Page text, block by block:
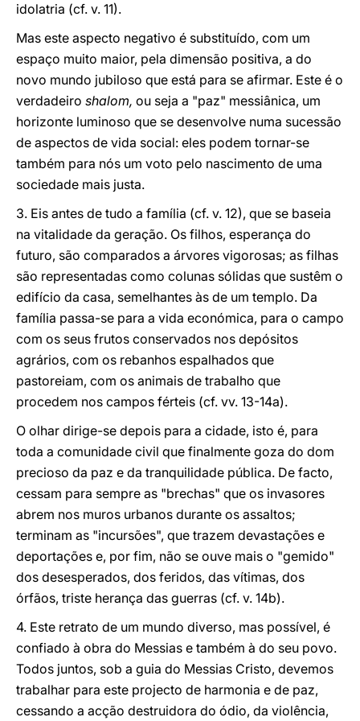
idolatria (cf. v. 11).
Mas este aspecto negativo é substituído, com um
espaço muito maior, pela dimensão positiva, a do
novo mundo jubiloso que está para se afirmar. Este é o
verdadeiro shalom, ou seja a "paz" messiânica, um
horizonte luminoso que se desenvolve numa sucessão
de aspectos de vida social: eles podem tornar-se
também para nós um voto pelo nascimento de uma
sociedade mais justa.
3. Eis antes de tudo a família (cf. v. 12), que se baseia
na vitalidade da geração. Os filhos, esperança do
futuro, são comparados a árvores vigorosas; as filhas
são representadas como colunas sólidas que sustêm o
edifício da casa, semelhantes às de um templo. Da
família passa-se para a vida económica, para o campo
com os seus frutos conservados nos depósitos
agrários, com os rebanhos espalhados que
pastoreiam, com os animais de trabalho que
procedem nos campos férteis (cf. vv. 13-14a).
O olhar dirige-se depois para a cidade, isto é, para
toda a comunidade civil que finalmente goza do dom
precioso da paz e da tranquilidade pública. De facto,
cessam para sempre as "brechas" que os invasores
abrem nos muros urbanos durante os assaltos;
terminam as "incursões", que trazem devastações e
deportações e, por fim, não se ouve mais o "gemido"
dos desesperados, dos feridos, das vítimas, dos
órfãos, triste herança das guerras (cf. v. 14b).
4. Este retrato de um mundo diverso, mas possível, é
confiado à obra do Messias e também à do seu povo.
Todos juntos, sob a guia do Messias Cristo, devemos
trabalhar para este projecto de harmonia e de paz,
cessando a acção destruidora do ódio, da violência,